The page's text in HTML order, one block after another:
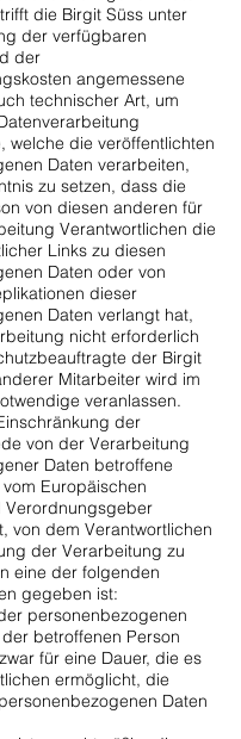
die Birgit Süss unter
der verfügbaren
der
angemessene
technischer Art, um
welche die veröffentlichten
Daten verarbeiten,
zu setzen, dass die
von diesen anderen für
Verantwortlichen die
Links zu diesen
Daten oder von
dieser
Daten verlangt hat,
nicht erforderlich
der Birgit
Mitarbeiter wird im
veranlassen.
der
von der Verarbeitung
Daten betroffene
Europäischen
Verordnungsgeber
von dem Verantwortlichen
der Verarbeitung zu
eine der folgenden
gegeben ist:
personenbezogenen
betroffenen Person
für eine Dauer, die es
ermöglicht, die
Daten